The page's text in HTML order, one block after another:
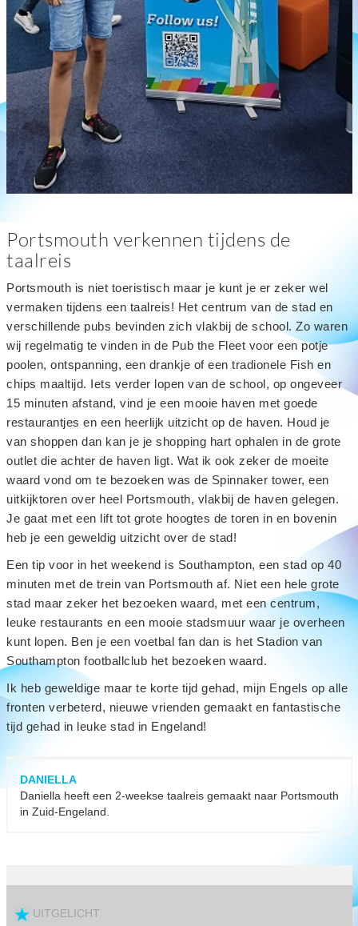
Portsmouth verkennen tijdens de
taalreis
Portsmouth is niet toeristisch maar je kunt je er zeker wel
vermaken tijdens een taalreis! Het centrum van de stad en
verschillende pubs bevinden zich vlakbij de school. Zo waren
wij regelmatig te vinden in de Pub the Fleet voor een potje
poolen, ontspanning, een drankje of een tradionele Fish en
chips maaltijd. Iets verder lopen van de school, op ongeveer
15 minuten afstand, vind je een mooie haven met goede
restaurantjes en een heerlijk uitzicht op de haven. Houd je
van shoppen dan kan je je shopping hart ophalen in de grote
outlet die achter de haven ligt. Wat ik ook zeker de moeite
waard vond om te bezoeken was de Spinnaker tower, een
uitkijktoren over heel Portsmouth, vlakbij de haven gelegen.
Je gaat met een lift tot grote hoogtes de toren in en bovenin
heb je een geweldig uitzicht over de stad!
Een tip voor in het weekend is Southampton, een stad op 40
minuten met de trein van Portsmouth af. Niet een hele grote
stad maar zeker het bezoeken waard, met een centrum,
leuke restaurants en een mooie stadsmuur waar je overheen
kunt lopen. Ben je een voetbal fan dan is het Stadion van
Southampton footballclub het bezoeken waard.
Ik heb geweldige maar te korte tijd gehad, mijn Engels op alle
fronten verbeterd, nieuwe vrienden gemaakt en fantastische
tijd gehad in leuke stad in Engeland!
DANIELLA
Daniella heeft een 2-weekse taalreis gemaakt naar Portsmouth
in Zuid-Engeland.
UITGELICHT